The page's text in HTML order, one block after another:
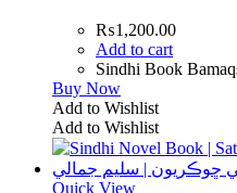
₨1,200.00
Add to cart
Sindhi Book
Buy Now
Add to Wishlist
Add to Wishlist
Quick View